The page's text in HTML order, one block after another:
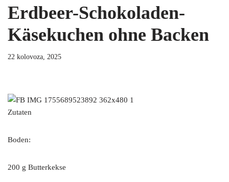
Erdbeer-Schokoladen-
Käsekuchen ohne Backen
22 kolovoza, 2025
Zutaten
Boden:
200 g Butterkekse